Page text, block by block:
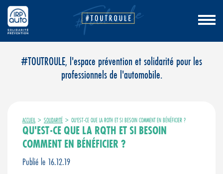
#TOUTROULE, l'espace prévention et solidarité pour les
professionnels de l'automobile.
ACCUEIL > SOLIDARITÉ > QU'EST-CE QUE LA RQTH ET SI BESOIN COMMENT EN BÉNÉFICIER ?
QU'EST-CE QUE LA RQTH ET SI BESOIN
COMMENT EN BÉNÉFICIER ?
Publié le 16.12.19